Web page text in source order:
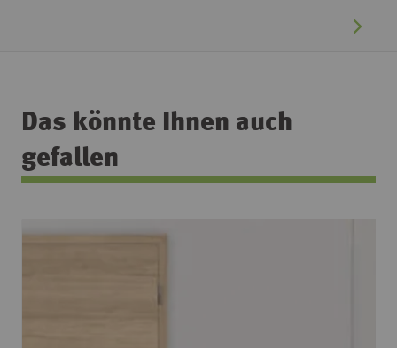
Das könnte Ihnen auch
gefallen